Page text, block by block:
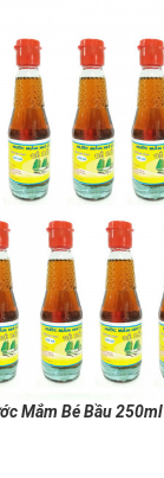
Mắm Bé Bầu 250ml